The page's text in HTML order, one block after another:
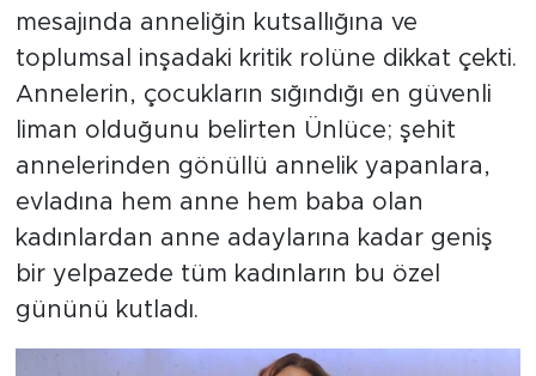
mesajında anneliğin kutsallığına ve
toplumsal inşadaki kritik rolüne dikkat çekti.
Annelerin, çocukların sığındığı en güvenli
liman olduğunu belirten Ünlüce; şehit
annelerinden gönüllü annelik yapanlara,
evladına hem anne hem baba olan
kadınlardan anne adaylarına kadar geniş
bir yelpazede tüm kadınların bu özel
gününü kutladı.